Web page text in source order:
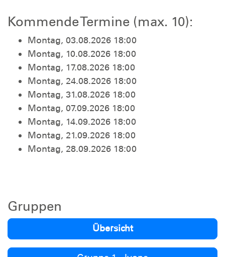
Kommende Termine (max. 10):
Montag, 03.08.2026 18:00
Montag, 10.08.2026 18:00
Montag, 17.08.2026 18:00
Montag, 24.08.2026 18:00
Montag, 31.08.2026 18:00
Montag, 07.09.2026 18:00
Montag, 14.09.2026 18:00
Montag, 21.09.2026 18:00
Montag, 28.09.2026 18:00
Gruppen
Übersicht